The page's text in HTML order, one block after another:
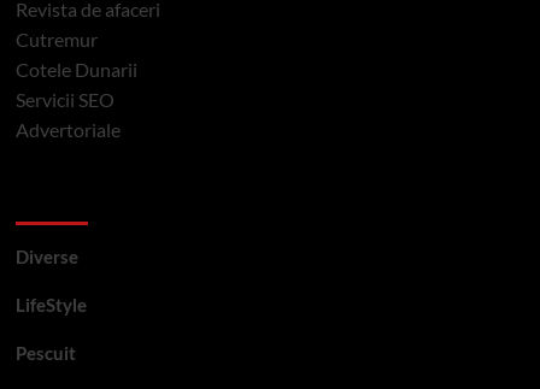
Revista de afaceri
Cutremur
Cotele Dunarii
Servicii SEO
Advertoriale
Diverse
LifeStyle
Pescuit